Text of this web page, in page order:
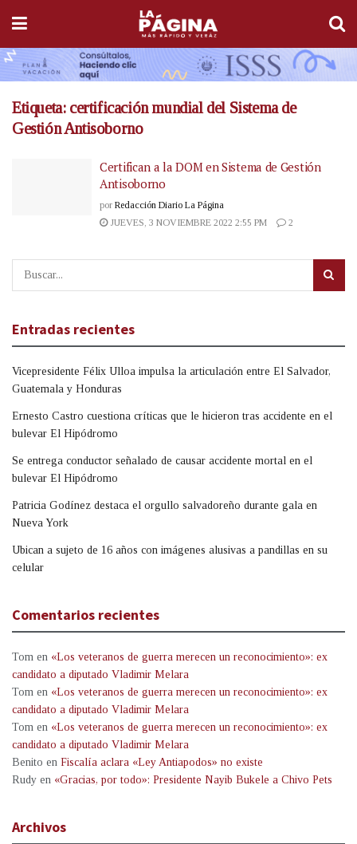
Etiqueta: certificación mundial del Sistema de
Gestión Antisoborno
Certifican a la DOM en Sistema de Gestión
Antisoborno
por Redacción Diario La Página
JUEVES, 3 NOVIEMBRE 2022 2:55 PM
2
Entradas recientes
Vicepresidente Félix Ulloa impulsa la articulación entre El Salvador,
Guatemala y Honduras
Ernesto Castro cuestiona críticas que le hicieron tras accidente en el
bulevar El Hipódromo
Se entrega conductor señalado de causar accidente mortal en el
bulevar El Hipódromo
Patricia Godínez destaca el orgullo salvadoreño durante gala en
Nueva York
Ubican a sujeto de 16 años con imágenes alusivas a pandillas en su
celular
Comentarios recientes
Tom en «Los veteranos de guerra merecen un reconocimiento»: ex
candidato a diputado Vladimir Melara
Tom en «Los veteranos de guerra merecen un reconocimiento»: ex
candidato a diputado Vladimir Melara
Tom en «Los veteranos de guerra merecen un reconocimiento»: ex
candidato a diputado Vladimir Melara
Benito en Fiscalía aclara «Ley Antiapodos» no existe
Rudy en «Gracias, por todo»: Presidente Nayib Bukele a Chivo Pets
Archivos